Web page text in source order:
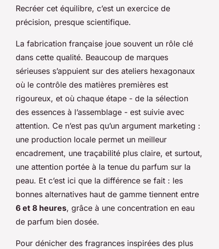
Recréer cet équilibre, c’est un exercice de
précision, presque scientifique.
La fabrication française joue souvent un rôle clé
dans cette qualité. Beaucoup de marques
sérieuses s’appuient sur des ateliers hexagonaux
où le contrôle des matières premières est
rigoureux, et où chaque étape - de la sélection
des essences à l’assemblage - est suivie avec
attention. Ce n’est pas qu’un argument marketing :
une production locale permet un meilleur
encadrement, une traçabilité plus claire, et surtout,
une attention portée à la tenue du parfum sur la
peau. Et c’est ici que la différence se fait : les
bonnes alternatives haut de gamme tiennent entre
6 et 8 heures, grâce à une concentration en eau
de parfum bien dosée.
Pour dénicher des fragrances inspirées des plus